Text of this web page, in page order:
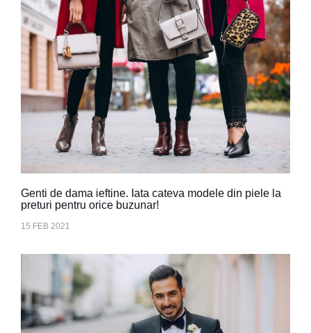
Genti de dama ieftine. Iata cateva modele din piele la
preturi pentru orice buzunar!
15 FEB 2021